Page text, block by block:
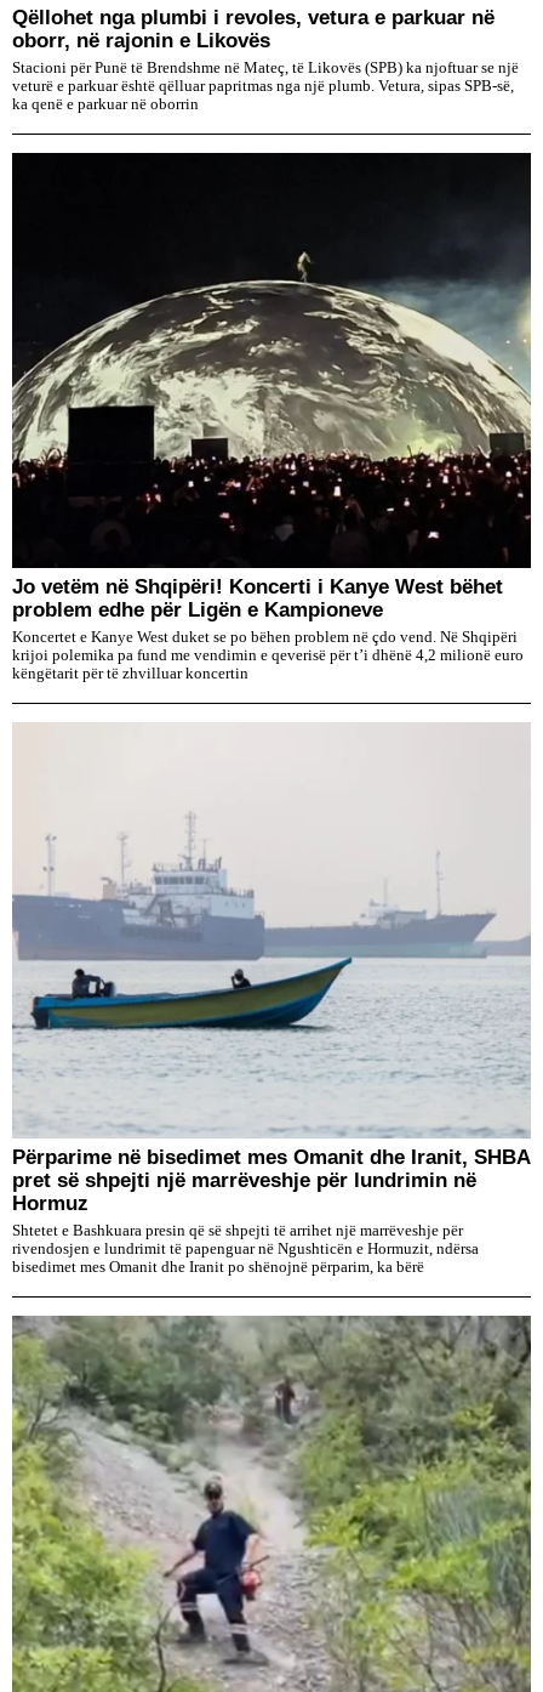
Qëllohet nga plumbi i revoles, vetura e parkuar në
oborr, në rajonin e Likovës
Stacioni për Punë të Brendshme në Mateç, të Likovës (SPB) ka njoftuar se një
veturë e parkuar është qëlluar papritmas nga një plumb. Vetura, sipas SPB-së,
ka qenë e parkuar në oborrin
Jo vetëm në Shqipëri! Koncerti i Kanye West bëhet
problem edhe për Ligën e Kampioneve
Koncertet e Kanye West duket se po bëhen problem në çdo vend. Në Shqipëri
krijoi polemika pa fund me vendimin e qeverisë për t’i dhënë 4,2 milionë euro
këngëtarit për të zhvilluar koncertin
Përparime në bisedimet mes Omanit dhe Iranit, SHBA
pret së shpejti një marrëveshje për lundrimin në
Hormuz
Shtetet e Bashkuara presin që së shpejti të arrihet një marrëveshje për
rivendosjen e lundrimit të papenguar në Ngushticën e Hormuzit, ndërsa
bisedimet mes Omanit dhe Iranit po shënojnë përparim, ka bërë